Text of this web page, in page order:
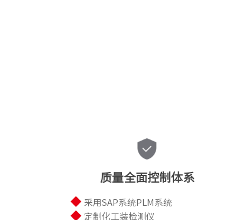
质量全面控制体系
◆ 采用SAP系统PLM系统
◆ 定制化工装检测仪